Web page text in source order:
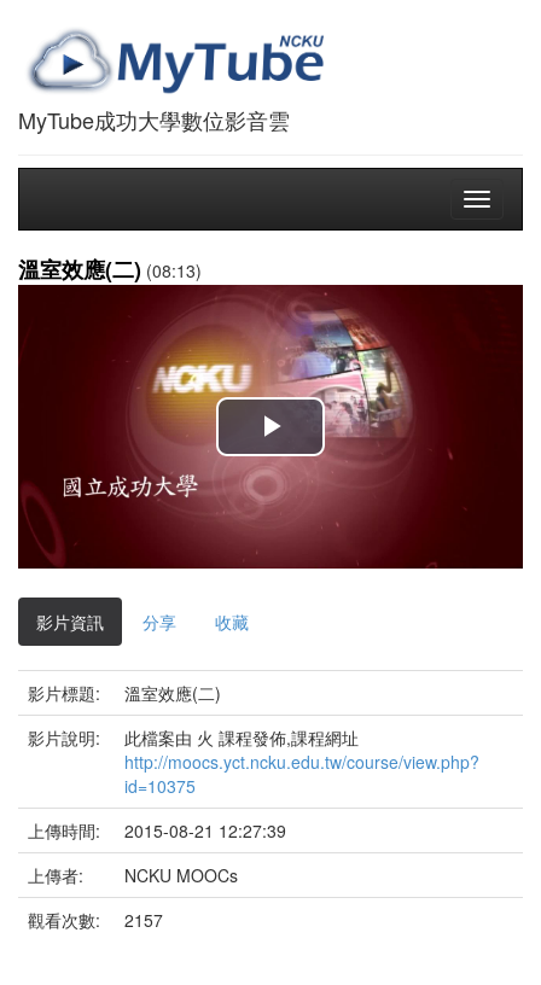
MyTube成功大學數位影音雲
Toggle
溫室效應(二) (08:13)
播
放
影
影片資訊 分享 收藏
影片標題:
溫室效應(二)
影片說明:
此檔案由 火 課程發佈,課程網址
http://moocs.yct.ncku.edu.tw/course/view.php?
id=10375
上傳時間:
2015-08-21 12:27:39
上傳者:
NCKU MOOCs
觀看次數:
2157